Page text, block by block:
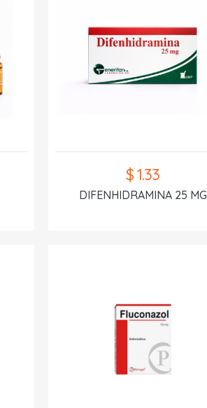
$ 1.33
DIFENHIDRAMINA 25 MG